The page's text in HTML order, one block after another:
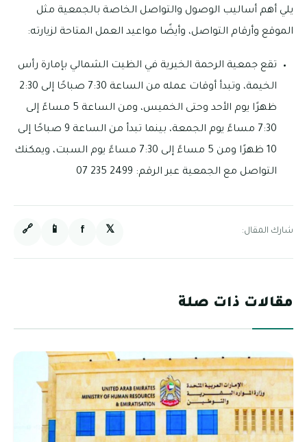
يلي أهم أساليب الوصول والتواصل الخاصة بالجمعية مثل
الموقع وأرقام التواصل، وأيضًا مواعيد العمل المتاحة لزيارته:
تقع جمعية الرحمة الخيرية في الظيت الشمالي بإمارة رأس
الخيمة، وتبدأ أوقات عمله من الساعة 7:30 صباحًا إلى 2:30
ظهرًا يوم الأحد وحتى الخميس، ومن الساعة 5 مساءً إلى
7:30 مساءً يوم الجمعة، بينما تبدأ من الساعة 9 صباحًا إلى
10 ظهرًا ومن 5 مساءً إلى 7:30 مساءً يوم السبت، ويمكنك
التواصل مع الجمعية عبر الرقم: 2499 235 07
شارك المقال: 𝕏
f
📱
🔗
مقالات ذات صلة